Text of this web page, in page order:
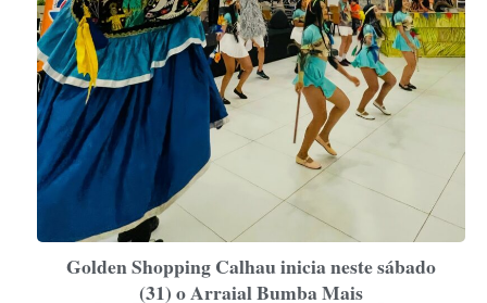
Golden Shopping Calhau inicia neste sábado
(31) o Arraial Bumba Mais